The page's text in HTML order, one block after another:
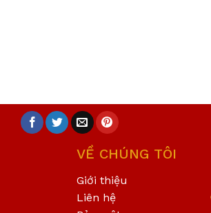
VỀ CHÚNG TÔI
Giới thiệu
Liên hệ